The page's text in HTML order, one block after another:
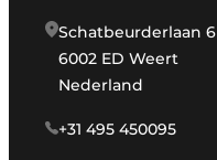
Schatbeurderlaan 6
6002 ED Weert
Nederland
+31 495 450095